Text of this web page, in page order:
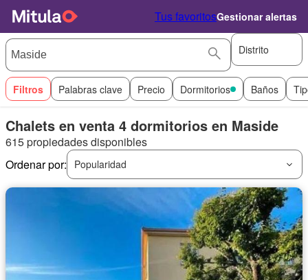
Tus favoritosGestionar alertas
Distrito
Filtros Palabras clave Precio Dormitorios Baños
Chalets en venta 4 dormitorios en Maside
615 propiedades disponibles
Ordenar por:
Popularidad